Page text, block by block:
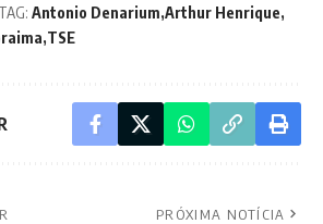
TAG: Antonio Denarium Arthur Henrique
TSE
PRÓXIMA NOTÍCIA